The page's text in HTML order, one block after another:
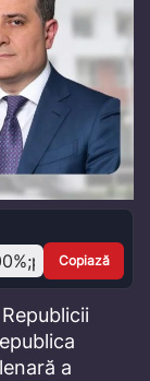
Copiază
a